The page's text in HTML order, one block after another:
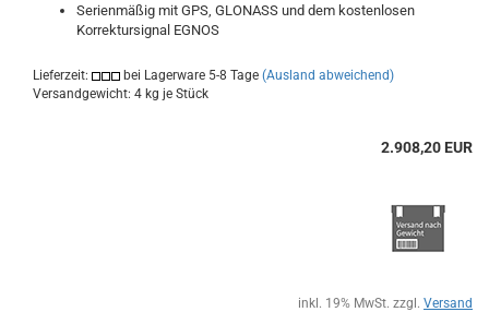
Serienmäßig mit GPS, GLONASS und dem kostenlosen
Korrektursignal EGNOS
Lieferzeit: bei Lagerware 5-8 Tage (Ausland abweichend)
Versandgewicht: 4 kg je Stück
2.908,20 EUR
inkl. 19% MwSt. zzgl. Versand